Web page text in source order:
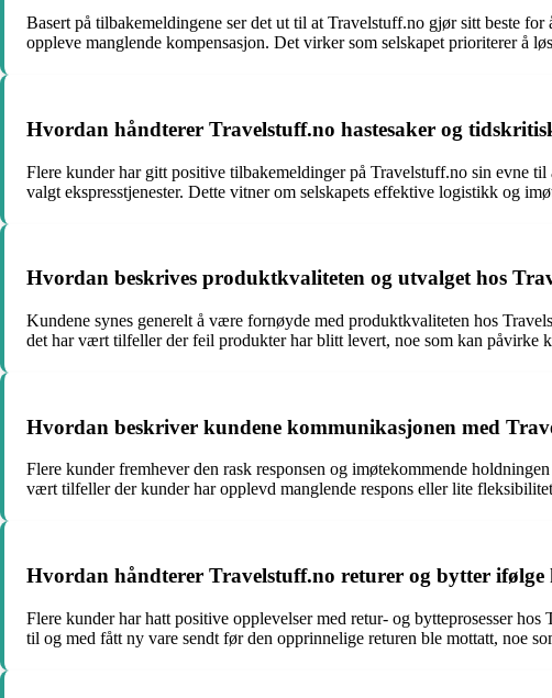
Basert på tilbakemeldingene ser det ut til at Travelstuff.no gjør sitt beste
oppleve manglende kompensasjon. Det virker som selskapet prioriterer å
Hvordan håndterer Travelstuff.no hastesaker og
Flere kunder har gitt positive tilbakemeldinger på Travelstuff.no sin evne
valgt ekspresstjenester. Dette vitner om selskapets effektive logistikk og
Hvordan beskrives produktkvaliteten og utvalget hos
Kundene synes generelt å være fornøyde med produktkvaliteten hos
det har vært tilfeller der feil produkter har blitt levert, noe som kan påvirke
Hvordan beskriver kundene kommunikasjonen med
Flere kunder fremhever den rask responsen og imøtekommende
vært tilfeller der kunder har opplevd manglende respons eller lite
Hvordan håndterer Travelstuff.no returer og bytter ifølge
Flere kunder har hatt positive opplevelser med retur- og bytteprosesser
til og med fått ny vare sendt før den opprinnelige returen ble mottatt, noe